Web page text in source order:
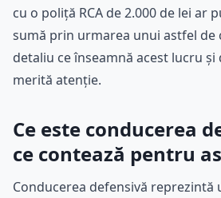
cu o poliță RCA de 2.000 de lei ar
sumă prin urmarea unui astfel de
detaliu ce înseamnă acest lucru și
merită atenție.
Ce este conducerea
ce contează pentru
Conducerea defensivă reprezintă